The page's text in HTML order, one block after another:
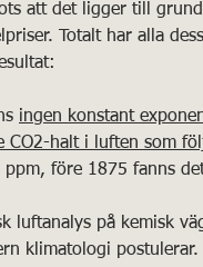
att det ligger till
Totalt har alla
ingen konstant
CO2-halt i luften som
ppm, före 1875 fanns
luftanalys på kemisk
klimatologi